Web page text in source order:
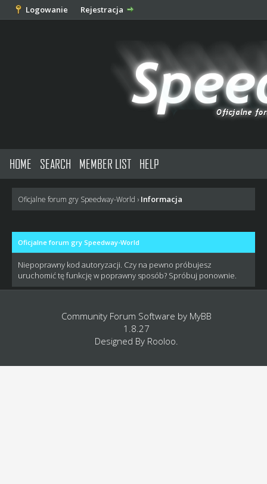
Logowanie Rejestracja
HOME SEARCH MEMBER LIST HELP
Oficjalne forum gry Speedway-World › Informacja
Oficjalne forum gry Speedway-World
Niepoprawny kod autoryzacji. Czy na pewno próbujesz
uruchomić tę funkcję w poprawny sposób? Spróbuj ponownie.
Community Forum Software by MyBB
1.8.27
Designed By Rooloo.